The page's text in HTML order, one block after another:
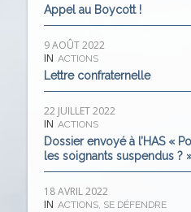
Appel au Boycott !
9 AOÛT 2022
IN ACTIONS
Lettre confraternelle
22 JUILLET 2022
IN ACTIONS
Dossier envoyé à l’HAS «
les soignants suspendus ?
18 AVRIL 2022
IN ACTIONS SE DÉFENDRE